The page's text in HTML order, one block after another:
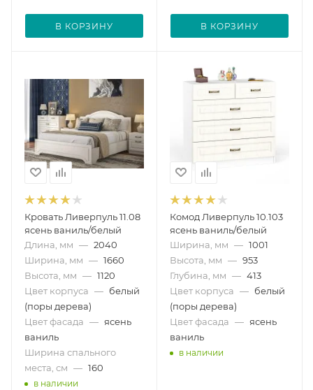
В КОРЗИНУ В КОРЗИНУ
Кровать Ливерпуль 11.08
ясень ваниль/белый
Длина, мм — 2040
Ширина, мм — 1660
Высота, мм — 1120
Цвет корпуса — белый
(поры дерева)
Цвет фасада — ясень
ваниль
Ширина спального
места, см — 160
в наличии
Комод Ливерпуль 10.103
ясень ваниль/белый
Ширина, мм — 1001
Высота, мм — 953
Глубина, мм — 413
Цвет корпуса — белый
(поры дерева)
Цвет фасада — ясень
ваниль
в наличии